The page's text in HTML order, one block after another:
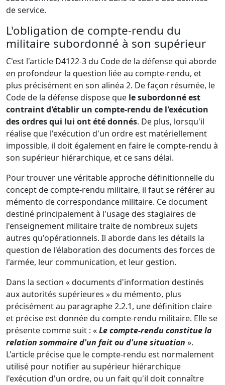
de service.
L'obligation de compte-rendu du
militaire subordonné à son supérieur
C'est l'article D4122-3 du Code de la défense qui aborde
en profondeur la question liée au compte-rendu, et
plus précisément en son alinéa 2. De façon résumée, le
Code de la défense dispose que le subordonné est
contraint d'établir un compte-rendu de l'exécution
des ordres qui lui ont été donnés. De plus, lorsqu'il
réalise que l'exécution d'un ordre est matériellement
impossible, il doit également en faire le compte-rendu à
son supérieur hiérarchique, et ce sans délai.
Pour trouver une véritable approche définitionnelle du
concept de compte-rendu militaire, il faut se référer au
mémento de correspondance militaire. Ce document
destiné principalement à l'usage des stagiaires de
l'enseignement militaire traite de nombreux sujets
autres qu'opérationnels. Il aborde dans les détails la
question de l'élaboration des documents des forces de
l'armée, leur communication, et leur gestion.
Dans la section « documents d'information destinés
aux autorités supérieures » du mémento, plus
précisément au paragraphe 2.2.1, une définition claire
et précise est donnée du compte-rendu militaire. Elle se
présente comme suit : «Le compte-rendu constitue la
relation sommaire d'un fait ou d'une situation ».
L'article précise que le compte-rendu est normalement
utilisé pour notifier au supérieur hiérarchique
l'exécution d'un ordre, ou un fait qu'il doit connaître